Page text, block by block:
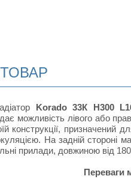
Korado 33К H300
можливість лівого або
конструкції, призначений
На задній стороні
прилади, довжиною від
Переваги